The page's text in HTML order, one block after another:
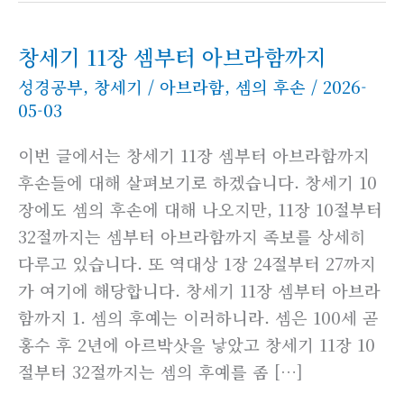
창세기 11장 셈부터 아브라함까지
성경공부, 창세기 / 아브라함, 셈의 후손 / 2026-
05-03
이번 글에서는 창세기 11장 셈부터 아브라함까지
후손들에 대해 살펴보기로 하겠습니다. 창세기 10
장에도 셈의 후손에 대해 나오지만, 11장 10절부터
32절까지는 셈부터 아브라함까지 족보를 상세히
다루고 있습니다. 또 역대상 1장 24절부터 27까지
가 여기에 해당합니다. 창세기 11장 셈부터 아브라
함까지 1. 셈의 후예는 이러하니라. 셈은 100세 곧
홍수 후 2년에 아르박삿을 낳았고 창세기 11장 10
절부터 32절까지는 셈의 후예를 좀 […]